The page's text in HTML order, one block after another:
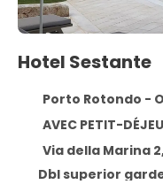
Hotel Sestante
Porto Rotondo -
AVEC PETIT-
Via della Marina
Dbl superior